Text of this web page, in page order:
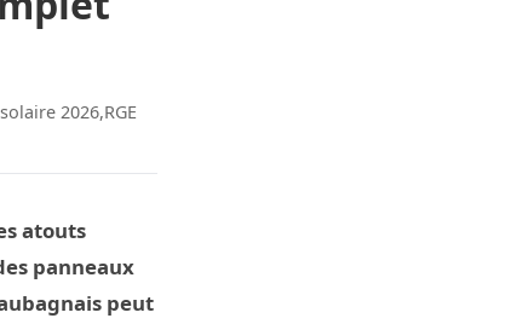
2026,RGE
atouts
panneaux
peut